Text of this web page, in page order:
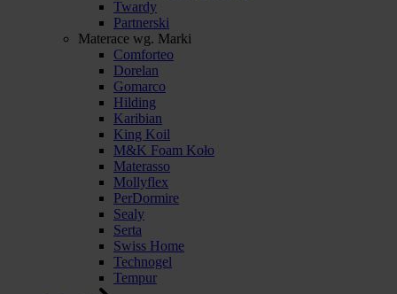
Twardy
Partnerski
Materace wg. Marki
Comforteo
Dorelan
Gomarco
Hilding
Karibian
King Koil
M&K Foam Koło
Materasso
Mollyflex
PerDormire
Sealy
Serta
Swiss Home
Technogel
Tempur